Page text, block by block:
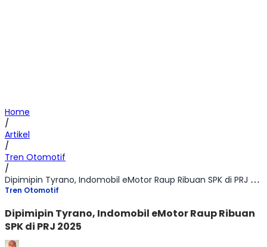
Home
/
Artikel
/
Tren Otomotif
/
Dipimipin Tyrano, Indomobil eMotor Raup Ribuan SPK di PRJ 2025
Tren Otomotif
Dipimipin Tyrano, Indomobil eMotor Raup Ribuan
SPK di PRJ 2025